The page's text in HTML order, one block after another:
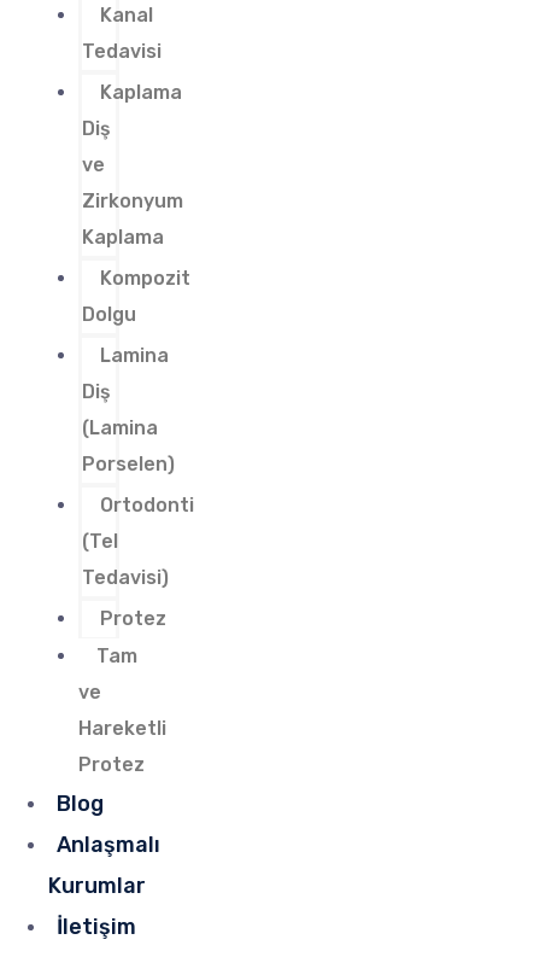
Kanal
Tedavisi
Kaplama
Diş
ve
Zirkonyum
Kaplama
Kompozit
Dolgu
Lamina
Diş
(Lamina
Porselen)
Ortodonti
(Tel
Tedavisi)
Protez
Tam
ve
Hareketli
Protez
Blog
Anlaşmalı
Kurumlar
İletişim